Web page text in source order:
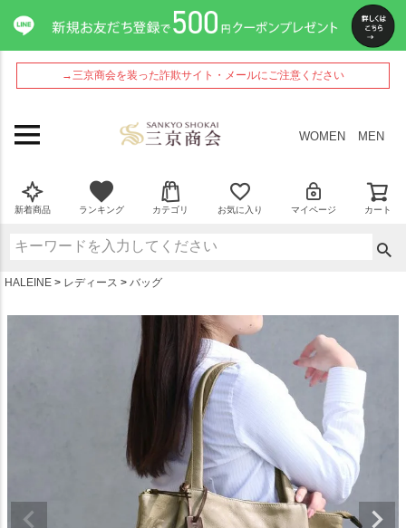
→三京商会を装った詐欺サイト・メールにご注意ください
WOMEN MEN
新着商品 ランキング カテゴリ お気に入り マイページ カート
HALEINE レディース バッグ
ペー
ジト
ップ
へ